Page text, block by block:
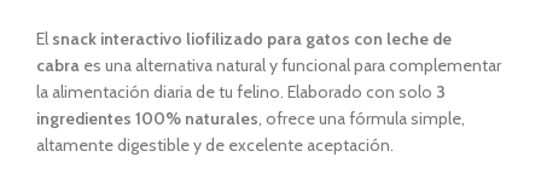
El snack interactivo liofilizado para gatos con leche de
cabra es una alternativa natural y funcional para complementar
la alimentación diaria de tu felino. Elaborado con solo 3
ingredientes 100% naturales, ofrece una fórmula simple,
altamente digestible y de excelente aceptación.